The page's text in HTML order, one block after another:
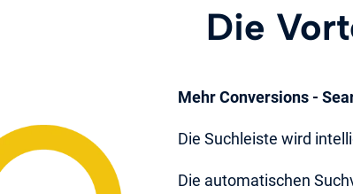
Die
Mehr Conversions -
Die Suchleiste wird
Die automatischen